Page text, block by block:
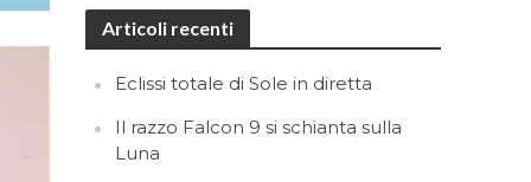
Articoli recenti
Eclissi totale di Sole in diretta
Il razzo Falcon 9 si schianta sulla
Luna